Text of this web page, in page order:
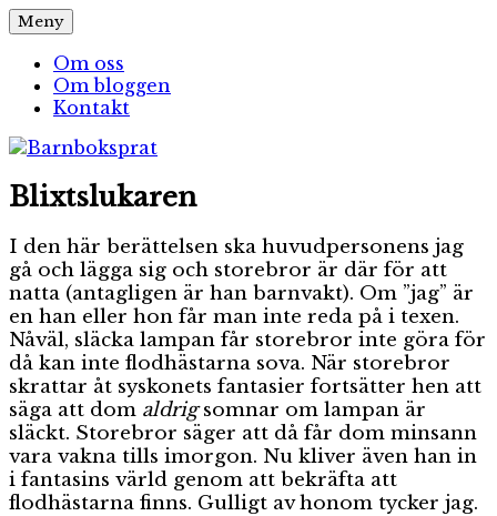
Hoppa
till
innehåll
Barnboksprat
– en blogg om barnböcker
Meny
Om oss
Om bloggen
Kontakt
Blixtslukaren
I den här berättelsen ska huvudpersonens jag
gå och lägga sig och storebror är där för att
natta (antagligen är han barnvakt). Om ”jag” är
en han eller hon får man inte reda på i texen.
Nåväl, släcka lampan får storebror inte göra för
då kan inte flodhästarna sova. När storebror
skrattar åt syskonets fantasier fortsätter hen att
säga att dom aldrigsomnar om lampan är
släckt. Storebror säger att då får dom minsann
vara vakna tills imorgon. Nu kliver även han in
i fantasins värld genom att bekräfta att
flodhästarna finns. Gulligt av honom tycker jag.